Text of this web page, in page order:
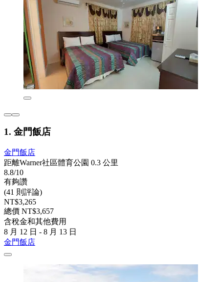
1. 金門飯店
金門飯店
距離Warner社區體育公園 0.3 公里
8.8/10
有夠讚
(41 則評論)
NT$3,265
總價 NT$3,657
含稅金和其他費用
8 月 12 日 - 8 月 13 日
金門飯店